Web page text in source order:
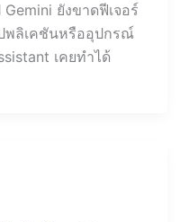
ยังขาดฟีเจอร์
พลิเคชันหรืออุปกรณ์
เคยทำได้